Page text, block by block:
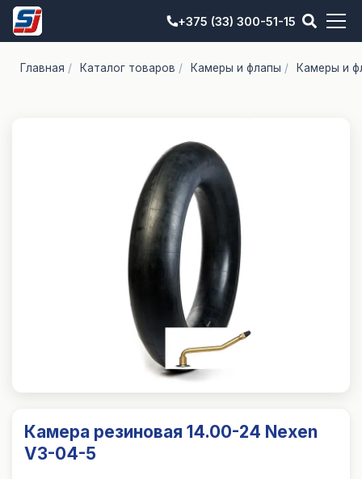
+375 (33) 300-51-15
Главная / Каталог товаров / Камеры и флапы / Камеры и
Камера резиновая 14.00-24 Nexen
V3-04-5